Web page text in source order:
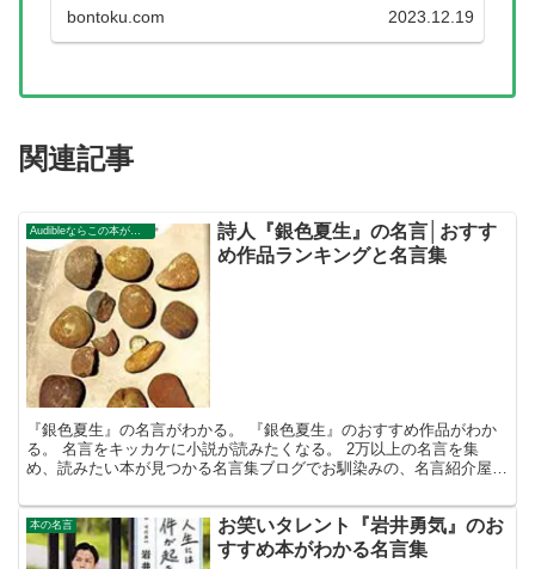
bontoku.com 2023.12.19
関連記事
Audibleならこの本が無料で聴ける。
詩人『銀色夏生』の名言│おすす
め作品ランキングと名言集
『銀色夏生』の名言がわかる。 『銀色夏生』のおすすめ作品がわか
る。 名言をキッカケに小説が読みたくなる。 2万以上の名言を集
め、読みたい本が見つかる名言集ブログでお馴染みの、名言紹介屋の
本の名言
お笑いタレント『岩井勇気』のお
すすめ本がわかる名言集